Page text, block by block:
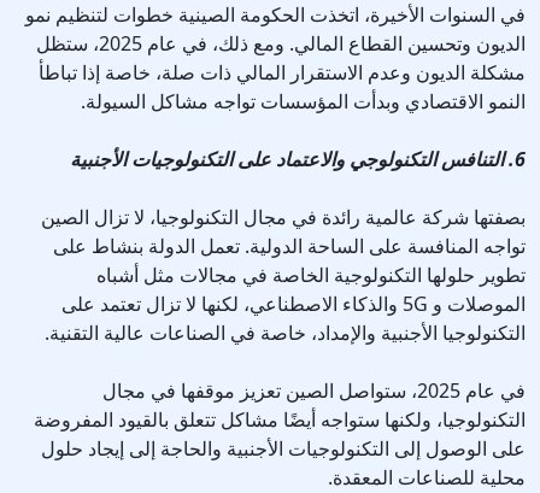
في السنوات الأخيرة، اتخذت الحكومة الصينية خطوات لتنظيم نمو
الديون وتحسين القطاع المالي. ومع ذلك، في عام 2025، ستظل
مشكلة الديون وعدم الاستقرار المالي ذات صلة، خاصة إذا تباطأ
النمو الاقتصادي وبدأت المؤسسات تواجه مشاكل السيولة.
6. التنافس التكنولوجي والاعتماد على التكنولوجيات الأجنبية
بصفتها شركة عالمية رائدة في مجال التكنولوجيا، لا تزال الصين
تواجه المنافسة على الساحة الدولية. تعمل الدولة بنشاط على
تطوير حلولها التكنولوجية الخاصة في مجالات مثل أشباه
الموصلات و 5G والذكاء الاصطناعي، لكنها لا تزال تعتمد على
التكنولوجيا الأجنبية والإمداد، خاصة في الصناعات عالية التقنية.
في عام 2025، ستواصل الصين تعزيز موقفها في مجال
التكنولوجيا، ولكنها ستواجه أيضًا مشاكل تتعلق بالقيود المفروضة
على الوصول إلى التكنولوجيات الأجنبية والحاجة إلى إيجاد حلول
محلية للصناعات المعقدة.